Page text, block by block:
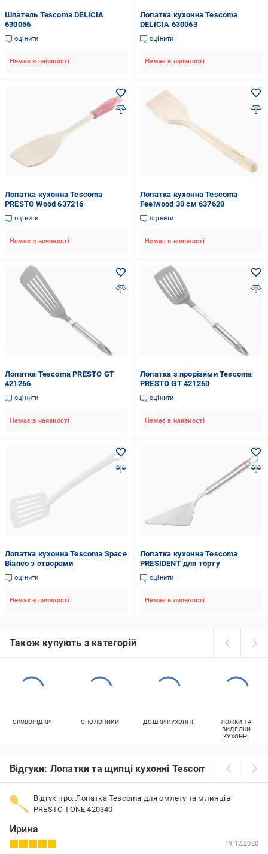
Шпатель Tescoma DELICIA
630056
оцінити
Немає в наявності
Лопатка кухонна Tescoma
DELICIA 630063
оцінити
Немає в наявності
Лопатка кухонна Tescoma
PRESTO Wood 637216
оцінити
Немає в наявності
Лопатка кухонна Tescoma
Feelwood 30 см 637620
оцінити
Немає в наявності
Лопатка Tescoma PRESTO GT
421266
оцінити
Немає в наявності
Лопатка з прорізями Tescoma
PRESTO GT 421260
оцінити
Немає в наявності
Лопатка кухонна Tescoma Space
Bianco з отворами
оцінити
Немає в наявності
Лопатка кухонна Tescoma
PRЕSIDENT для торту
оцінити
Немає в наявності
Також купують з категорій
СКОВОРІДКИ ОПОЛОНИКИ ДОШКИ КУХОННІ
ЛОЖКИ ТА
ВИДЕЛКИ
КУХОННІ
Відгуки: Лопатки та щипці кухонні Tescoma
Відгук про: Лопатка Tescoma для омлету та млинців
PRESTO TONE 420340
Ирина
19.12.2020